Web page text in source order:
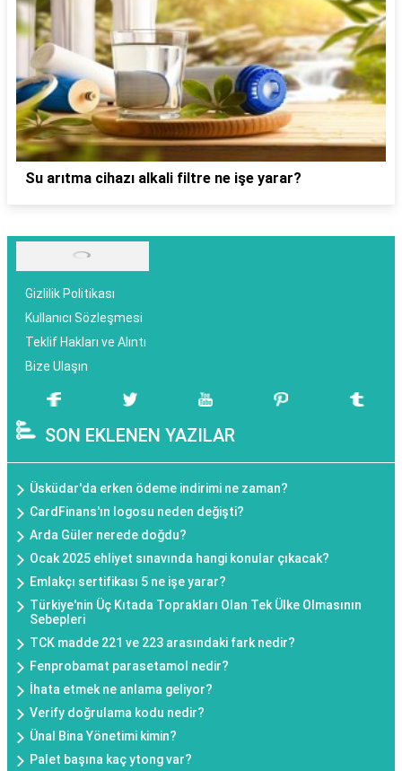
Su arıtma cihazı alkali filtre ne işe yarar?
Gizlilik Politikası
Kullanıcı Sözleşmesi
Teklif Hakları ve Alıntı
Bize Ulaşın
SON EKLENEN YAZILAR
Üsküdar'da erken ödeme indirimi ne zaman?
CardFinans'ın logosu neden değişti?
Arda Güler nerede doğdu?
Ocak 2025 ehliyet sınavında hangi konular çıkacak?
Emlakçı sertifikası 5 ne işe yarar?
Türkiye'nin Üç Kıtada Toprakları Olan Tek Ülke Olmasının
Sebepleri
TCK madde 221 ve 223 arasındaki fark nedir?
Fenprobamat parasetamol nedir?
İhata etmek ne anlama geliyor?
Verify doğrulama kodu nedir?
Ünal Bina Yönetimi kimin?
Palet başına kaç ytong var?